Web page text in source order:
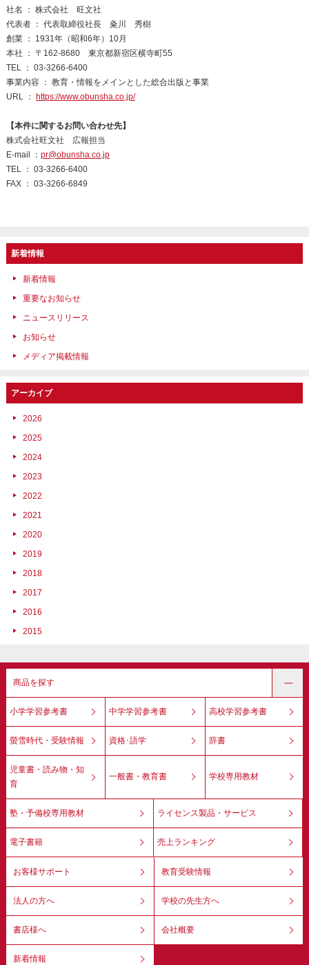
社名 ： 株式会社 旺文社
代表者 ： 代表取締役社長 粂川 秀樹
創業 ： 1931年（昭和6年）10月
本社 ： 〒162-8680 東京都新宿区横寺町55
TEL ： 03-3266-6400
事業内容 ： 教育・情報をメインとした総合出版と事業
URL ： https://www.obunsha.co.jp/
【本件に関するお問い合わせ先】
株式会社旺文社 広報担当
E-mail ： pr@obunsha.co.jp
TEL ： 03-3266-6400
FAX ： 03-3266-6849
新着情報
新着情報
重要なお知らせ
ニュースリリース
お知らせ
メディア掲載情報
アーカイブ
2026
2025
2024
2023
2022
2021
2020
2019
2018
2017
2016
2015
商品を探す
小学学習参考書 中学学習参考書 高校学習参考書
螢雪時代・受験情報 資格･語学 辞書
児童書・読み物・知
育
一般書・教育書 学校専用教材
塾・予備校専用教材 ライセンス製品・サービス
電子書籍 売上ランキング
お客様サポート 教育受験情報
法人の方へ 学校の先生方へ
書店様へ 会社概要
新着情報